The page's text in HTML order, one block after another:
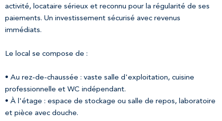
activité, locataire sérieux et reconnu pour la régularité de ses
paiements. Un investissement sécurisé avec revenus
immédiats.
Le local se compose de :
• Au rez-de-chaussée : vaste salle d'exploitation, cuisine
professionnelle et WC indépendant.
• À l'étage : espace de stockage ou salle de repos, laboratoire
et pièce avec douche.